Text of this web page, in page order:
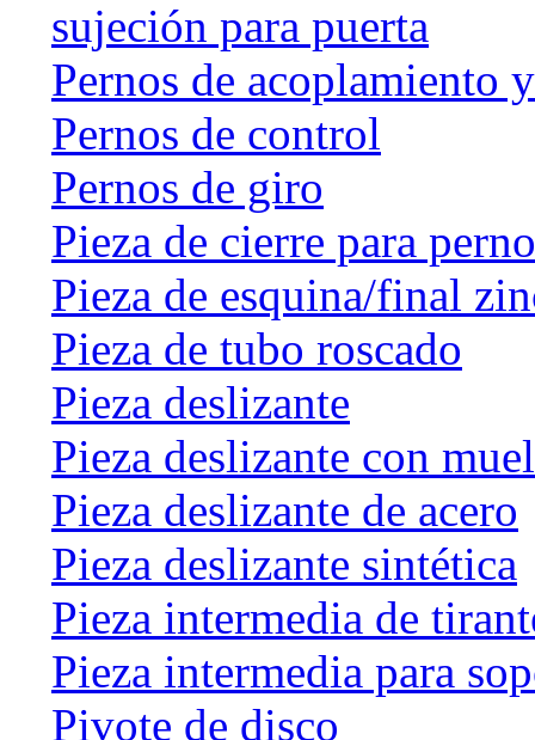
sujeción para puerta
Pernos de acoplamiento
Pernos de control
Pernos de giro
Pieza de cierre para
Pieza de esquina/final
Pieza de tubo roscado
Pieza deslizante
Pieza deslizante con
Pieza deslizante de acero
Pieza deslizante sintética
Pieza intermedia de
Pieza intermedia para
Pivote de disco